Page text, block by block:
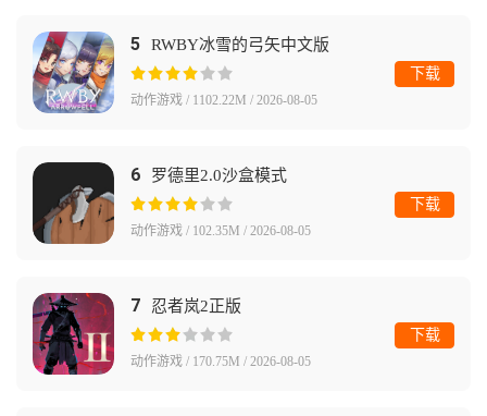
5 RWBY冰雪的弓矢中文版
动作游戏 / 1102.22M / 2026-08-05
下载
6 罗德里2.0沙盒模式
动作游戏 / 102.35M / 2026-08-05
下载
7 忍者岚2正版
动作游戏 / 170.75M / 2026-08-05
下载